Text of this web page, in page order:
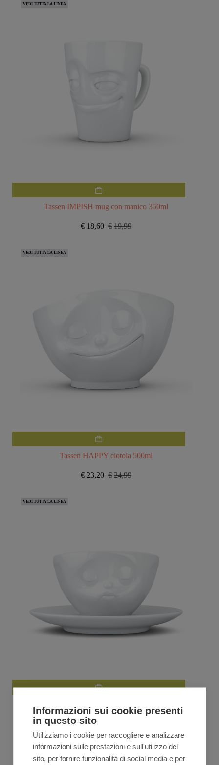
VEDI TUTTA LA LINEA
Tassen IMPISH mug con manico 350ml
€ 19,99
Il
€ 18,60 Il
VEDI TUTTA LA LINEA
Tassen HAPPY ciotola 500ml
€ 24,99
Il
€ 23,20 Il
VEDI TUTTA LA LINEA
prezzo
originale
€19,99.
€ 18,60
prezzo
attuale
€18,60.
VEDI TUTTA LA LINEA
Informazioni sui cookie presenti
in questo sito
Utilizziamo i cookie per raccogliere e analizzare
informazioni sulle prestazioni e sull'utilizzo del
sito, per fornire funzionalità di social media e per